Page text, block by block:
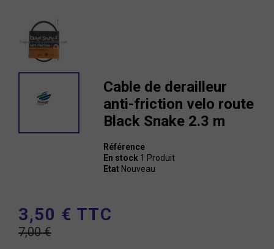
Cable de derailleur
anti-friction velo route
Black Snake 2.3 m
Référence
En stock 1 Produit
Etat Nouveau
3,50 € TTC
7,00 €